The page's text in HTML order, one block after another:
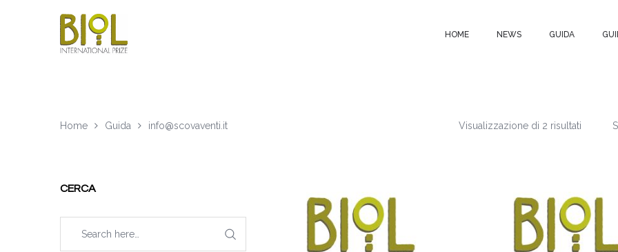
HOME NEWS GUIDA
Home Guida info@scovaventi.it Visualizzazione di 2 risultati
CERCA